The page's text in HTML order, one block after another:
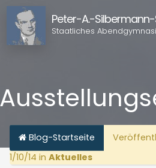
Peter-A.-
Staatliches
Blog-Startseite
1/10/14 in Aktuelles